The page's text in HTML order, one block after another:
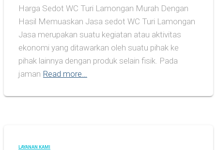
Harga Sedot WC Turi Lamongan Murah Dengan
Hasil Memuaskan Jasa sedot WC Turi Lamongan
Jasa merupakan suatu kegiatan atau aktivitas
ekonomi yang ditawarkan oleh suatu pihak ke
pihak lainnya dengan produk selain fisik. Pada
jaman Read more…
LAYANAN KAMI